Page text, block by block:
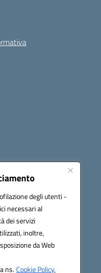
degli utenti -
necessari al
dei servizi
inoltre,
da Web
ns.Cookie Policy.